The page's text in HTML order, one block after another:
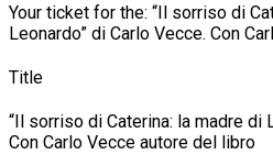
Your ticket for the: “Il sorriso di
Leonardo” di Carlo Vecce. Con
Title
“Il sorriso di Caterina: la madre di
Con Carlo Vecce autore del libro